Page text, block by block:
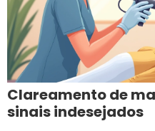
Clareamento de
sinais indesejados